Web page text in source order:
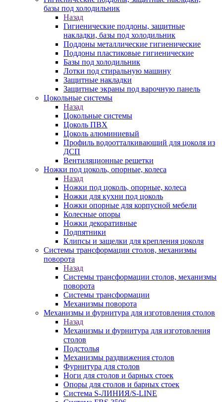
базы под холодильник
Назад
Гигиенические поддоны, защитные
накладки, базы под холодильник
Поддоны металлические гигиенические
Поддоны пластиковые гигиенические
Базы под холодильник
Лотки под стиральную машину
Защитные накладки
Защитные экраны под варочную панель
Цокольные системы
Назад
Цокольные системы
Цоколь ПВХ
Цоколь алюминиевый
Профиль водоотталкивающий для цоколя из
ДСП
Вентиляционные решетки
Ножки под цоколь, опорные, колеса
Назад
Ножки под цоколь, опорные, колеса
Ножки для кухни под цоколь
Ножки опорные для корпусной мебели
Колесные опоры
Ножки декоративные
Подпятники
Клипсы и защелки для крепления цоколя
Системы трансформации столов, механизмы
поворота
Назад
Системы трансформации столов, механизмы
поворота
Системы трансформации
Механизмы поворота
Механизмы и фурнитура для изготовления столов
Назад
Механизмы и фурнитура для изготовления
столов
Подстолья
Механизмы раздвижения столов
Фурнитура для столов
Ноги для столов и барных стоек
Опоры для столов и барных стоек
Система S-ЛИНИЯ/S-LINE